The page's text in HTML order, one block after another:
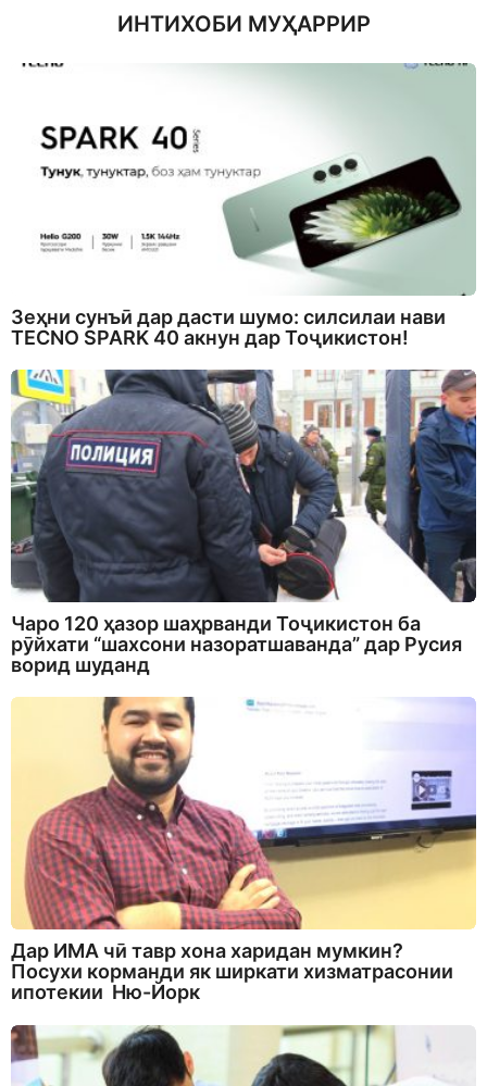
ИНТИХОБИ МУҲАРРИР
Зеҳни сунъӣ дар дасти шумо: силсилаи нави
TECNO SPARK 40 акнун дар Тоҷикистон!
Чаро 120 ҳазор шаҳрванди Тоҷикистон ба
рӯйхати “шахсони назоратшаванда” дар Русия
ворид шуданд
Дар ИМА чӣ тавр хона харидан мумкин?
Посухи корманди як ширкати хизматрасонии
ипотекии Ню-Йорк